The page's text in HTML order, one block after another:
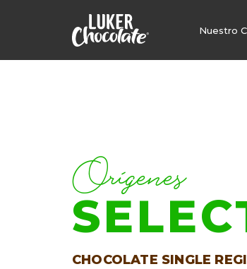
Nuestro
Orígenes
CHOCOLATE SINGLE